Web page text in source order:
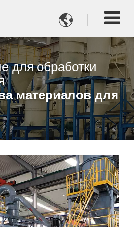

для обработки
материалов для